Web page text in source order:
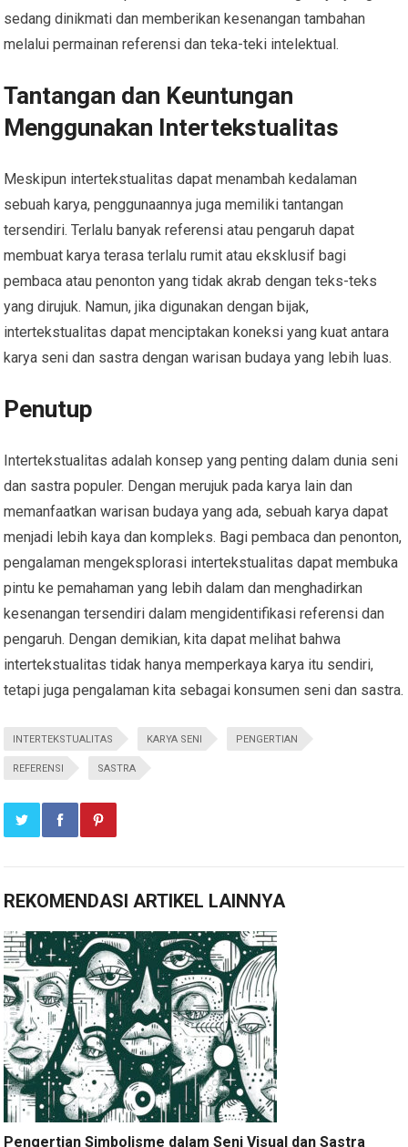
sedang dinikmati dan memberikan kesenangan tambahan
melalui permainan referensi dan teka-teki intelektual.
Tantangan dan Keuntungan
Menggunakan Intertekstualitas
Meskipun intertekstualitas dapat menambah kedalaman
sebuah karya, penggunaannya juga memiliki tantangan
tersendiri. Terlalu banyak referensi atau pengaruh dapat
membuat karya terasa terlalu rumit atau eksklusif bagi
pembaca atau penonton yang tidak akrab dengan teks-teks
yang dirujuk. Namun, jika digunakan dengan bijak,
intertekstualitas dapat menciptakan koneksi yang kuat antara
karya seni dan sastra dengan warisan budaya yang lebih luas.
Penutup
Intertekstualitas adalah konsep yang penting dalam dunia seni
dan sastra populer. Dengan merujuk pada karya lain dan
memanfaatkan warisan budaya yang ada, sebuah karya dapat
menjadi lebih kaya dan kompleks. Bagi pembaca dan penonton,
pengalaman mengeksplorasi intertekstualitas dapat membuka
pintu ke pemahaman yang lebih dalam dan menghadirkan
kesenangan tersendiri dalam mengidentifikasi referensi dan
pengaruh. Dengan demikian, kita dapat melihat bahwa
intertekstualitas tidak hanya memperkaya karya itu sendiri,
tetapi juga pengalaman kita sebagai konsumen seni dan sastra.
INTERTEKSTUALITAS KARYA SENI PENGERTIAN
REFERENSI SASTRA
REKOMENDASI ARTIKEL LAINNYA
Pengertian Simbolisme dalam Seni Visual dan Sastra